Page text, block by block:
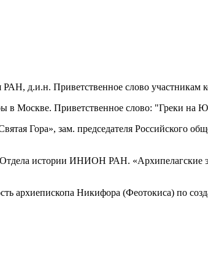
РАН, д.и.н. Приветственное слово участникам
Москве. Приветственное слово: "Греки на
Гора», зам. председателя Российского
истории ИНИОН РАН. «Архипелагские
архиепископа Никифора (Феотокиса) по